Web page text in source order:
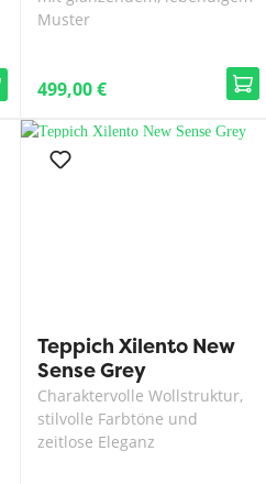
Muster
499,00 €
Teppich Xilento New
Sense Grey
Charaktervolle Wollstruktur,
stilvolle Farbtöne und
zeitlose Eleganz